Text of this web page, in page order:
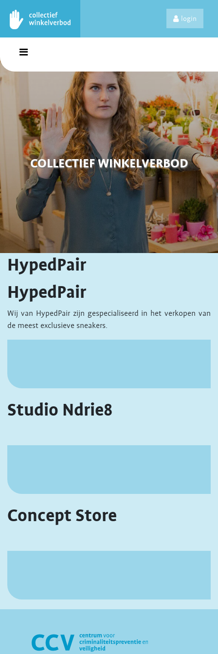
login
COLLECTIEF WINKELVERBOD
HypedPair
HypedPair
Wij van HypedPair zijn gespecialiseerd in het verkopen van
de meest exclusieve sneakers.
Studio Ndrie8
Concept Store